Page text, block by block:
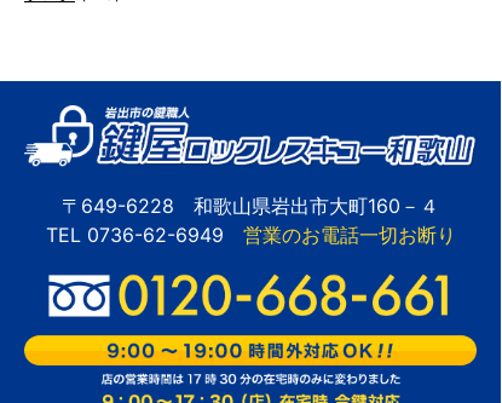
〒649-6228 和歌山県岩出市大町160－４
TEL 0736-62-6949 営業のお電話一切お断り